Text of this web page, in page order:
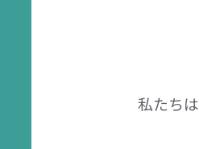
私たち